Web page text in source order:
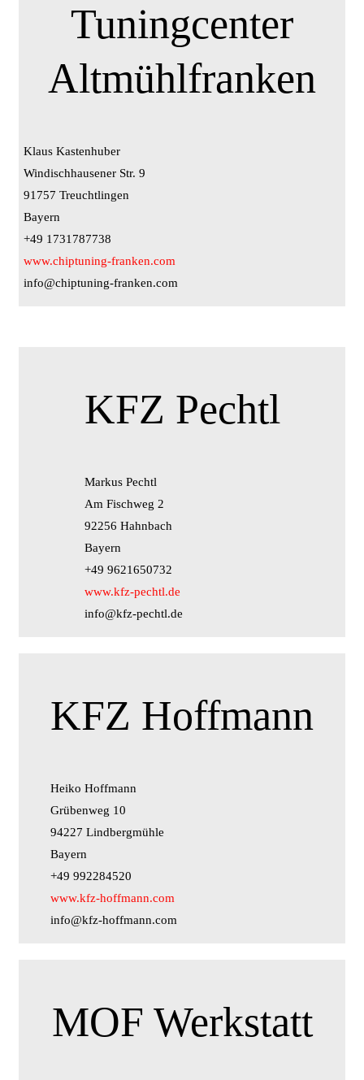
Tuningcenter
Altmühlfranken
Klaus Kastenhuber
Windischhausener Str. 9
91757 Treuchtlingen
Bayern
+49 1731787738
www.chiptuning-franken.com
info@chiptuning-franken.com
KFZ Pechtl
Markus Pechtl
Am Fischweg 2
92256 Hahnbach
Bayern
+49 9621650732
www.kfz-pechtl.de
info@kfz-pechtl.de
KFZ Hoffmann
Heiko Hoffmann
Grübenweg 10
94227 Lindbergmühle
Bayern
+49 992284520
www.kfz-hoffmann.com
info@kfz-hoffmann.com
MOF Werkstatt